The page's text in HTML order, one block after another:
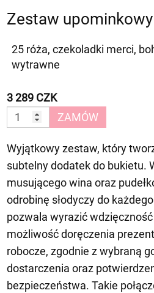
Zestaw
25 róża, czekoladki merci,
wytrawne
3 289 CZK
ZAMÓW
Wyjątkowy zestaw, który
subtelny dodatek do bukietu.
musującego wina oraz
odrobinę słodyczy do
pozwala wyrazić
możliwość doręczenia
robocze, zgodnie z wybraną
dostarczenia oraz
bezpieczeństwa. Takie